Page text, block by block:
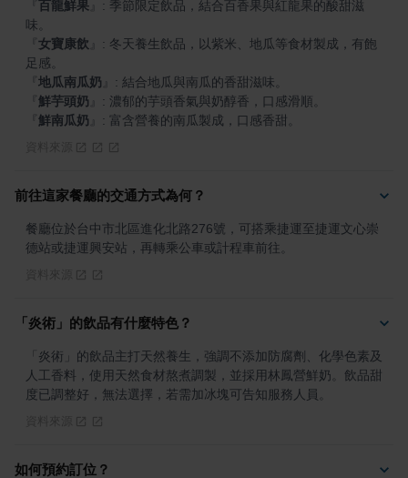
百龍鮮果
: 季節限定飲品，結合百香果與紅龍果的酸甜滋
女寶康飲
: 冬天養生飲品，以紫米、地瓜等食材製成，有飽
地瓜南瓜奶
鮮芋頭奶
鮮南瓜奶 : 富含營養的南瓜製成，口感香甜。
前往這家餐廳的交通方式為何？
餐廳位於台中市北區進化北路276號，可搭乘捷運至捷運文心崇
德站或捷運興安站，再轉乘公車或計程車前往。
「炎術」的飲品有什麼特色？
「炎術」的飲品主打天然養生，強調不添加防腐劑、化學色素及
人工香料，使用天然食材熬煮調製，並採用林鳳營鮮奶。飲品甜
度已調整好，無法選擇，若需加冰塊可告知服務人員。
如何預約訂位？